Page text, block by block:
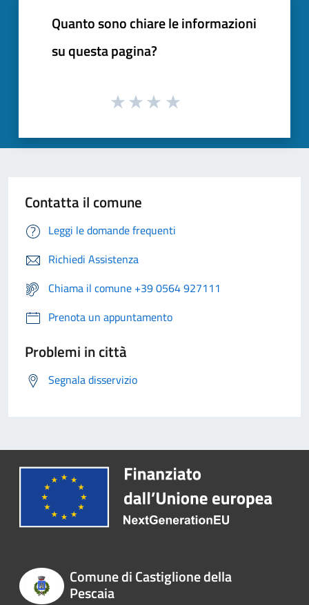
Quanto sono chiare le informazioni
su questa pagina?
Contatta il comune
Leggi le domande frequenti
Richiedi Assistenza
Chiama il comune +39 0564 927111
Prenota un appuntamento
Problemi in città
Segnala disservizio
Comune di Castiglione della
Pescaia